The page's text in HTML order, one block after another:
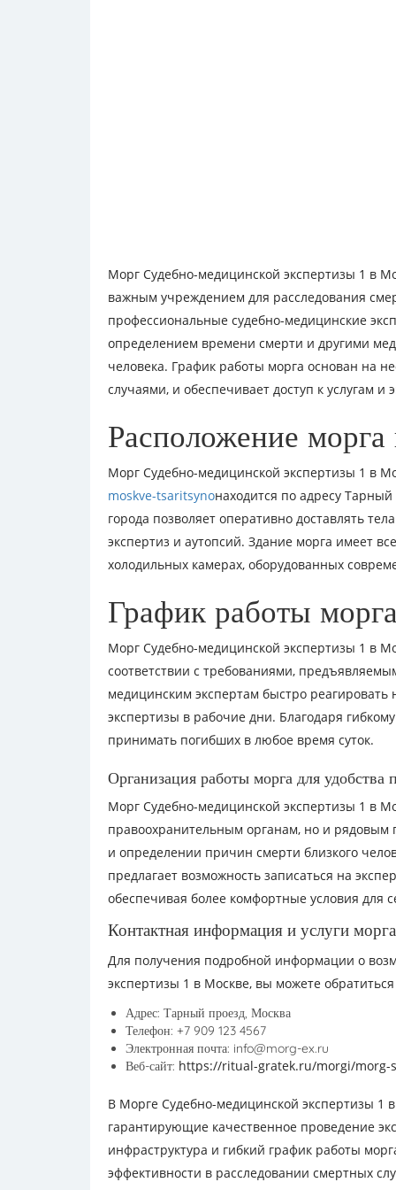
Морг Судебно-медицинской экспертизы 1 в
важным учреждением для расследования
профессиональные судебно-медицинские
определением времени смерти и другими
человека. График работы морга основан на
случаями, и обеспечивает доступ к услугам и
Расположение морга
Морг Судебно-медицинской экспертизы 1 в
moskve-tsaritsynoнаходится по адресу
города позволяет оперативно доставлять
экспертиз и аутопсий. Здание морга имеет
холодильных камерах, оборудованных
График работы морга
Морг Судебно-медицинской экспертизы 1 в
соответствии с требованиями,
медицинским экспертам быстро
экспертизы в рабочие дни. Благодаря
принимать погибших в любое время суток.
Организация работы морга для удобства
Морг Судебно-медицинской экспертизы 1 в
правоохранительным органам, но и
и определении причин смерти близкого
предлагает возможность записаться на
обеспечивая более комфортные условия для
Контактная информация и услуги морга
Для получения подробной информации о
экспертизы 1 в Москве, вы можете
Адрес: Тарный проезд, Москва
Телефон: +7 909 123 4567
Электронная почта: info@morg-ex.ru
Веб-сайт: https://ritual-gratek.ru/morgi/morg-
В Морге Судебно-медицинской экспертизы
гарантирующие качественное проведение
инфраструктура и гибкий график работы
эффективности в расследовании смертных